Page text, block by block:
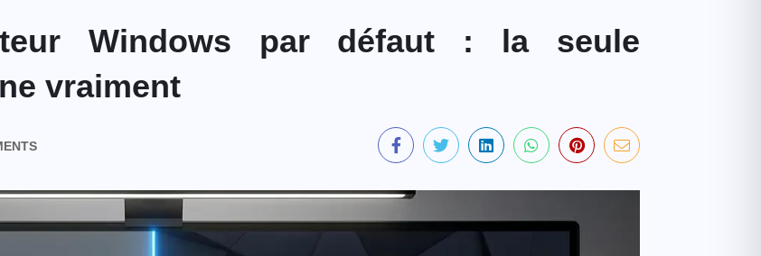
Windows par défaut : la seule
vraiment